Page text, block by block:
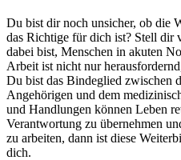
Du bist dir noch unsicher, ob die
das Richtige für dich ist? Stell dir
dabei bist, Menschen in akuten
Arbeit ist nicht nur
Du bist das Bindeglied zwischen
Angehörigen und dem
und Handlungen können Leben
Verantwortung zu übernehmen
zu arbeiten, dann ist diese
dich.